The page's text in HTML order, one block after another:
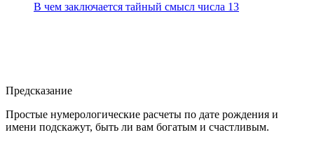
В чем заключается тайный смысл числа 13
Предсказание
Простые нумерологические расчеты по дате рождения и
имени подскажут, быть ли вам богатым и счастливым.